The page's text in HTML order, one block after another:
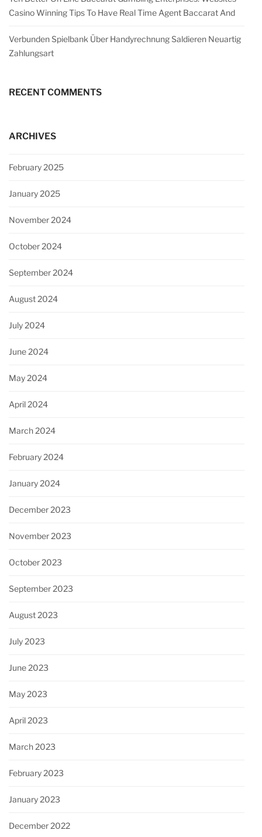
Casino Winning Tips To Have Real Time Agent Baccarat And
Verbunden Spielbank Über Handyrechnung Saldieren Neuartig
Zahlungsart
RECENT COMMENTS
ARCHIVES
February 2025
January 2025
November 2024
October 2024
September 2024
August 2024
July 2024
June 2024
May 2024
April 2024
March 2024
February 2024
January 2024
December 2023
November 2023
October 2023
September 2023
August 2023
July 2023
June 2023
May 2023
April 2023
March 2023
February 2023
January 2023
December 2022